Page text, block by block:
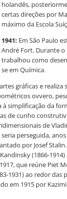
holandês,
certas direções por
máximo da Escola
1941: Em São Paulo
André Fort. Durante o
trabalhou como
se em Química.
gráficas e
ovvero,
simplificação da
de cunho
de
perseguida,
por Josef
(1866-
que reúne Piet
1931) ao redor das
em 1915 por